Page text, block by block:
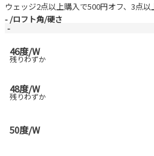
ウェッジ2点以上購入で500円オフ、3点以
- ロフト角/硬さ
-
46度/W
残りわずか
48度/W
残りわずか
50度/W